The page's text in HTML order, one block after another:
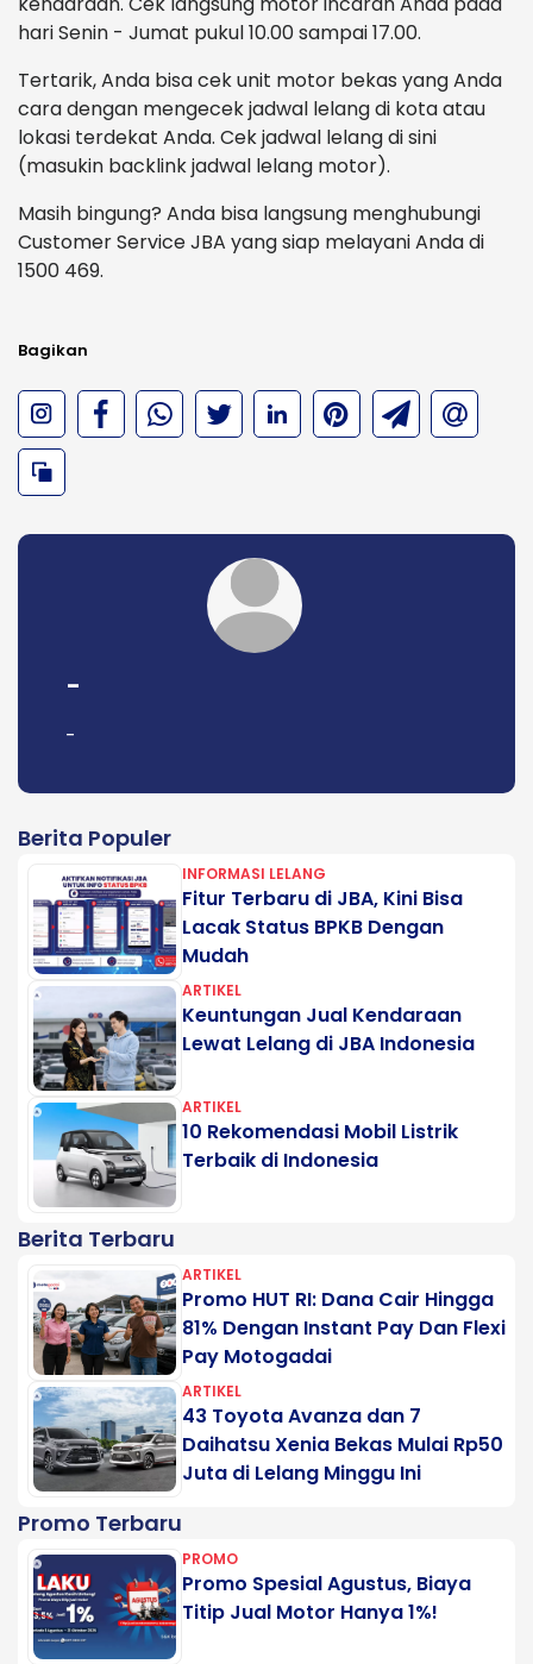
hari Senin - Jumat pukul 10.00 sampai 17.00.
Tertarik, Anda bisa cek unit motor bekas yang Anda
cara dengan mengecek jadwal lelang di kota atau
lokasi terdekat Anda. Cek jadwal lelang di sini
(masukin backlink jadwal lelang motor).
Masih bingung? Anda bisa langsung menghubungi
Customer Service JBA yang siap melayani Anda di
1500 469.
Bagikan
-
-
Berita Populer
INFORMASI LELANG
Fitur Terbaru di JBA, Kini Bisa
Lacak Status BPKB Dengan
Mudah
ARTIKEL
Keuntungan Jual Kendaraan
Lewat Lelang di JBA Indonesia
ARTIKEL
10 Rekomendasi Mobil Listrik
Terbaik di Indonesia
Berita Terbaru
ARTIKEL
Promo HUT RI: Dana Cair Hingga
81% Dengan Instant Pay Dan Flexi
Pay Motogadai
ARTIKEL
43 Toyota Avanza dan 7
Daihatsu Xenia Bekas Mulai Rp50
Juta di Lelang Minggu Ini
Promo Terbaru
PROMO
Promo Spesial Agustus, Biaya
Titip Jual Motor Hanya 1%!